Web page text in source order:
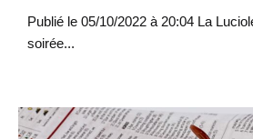
Publié le 05/10/2022 à 20:04 La
soirée...